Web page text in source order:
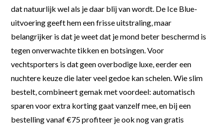
dat natuurlijk wel als je daar blij van wordt. De Ice Blue-
uitvoering geeft hem een frisse uitstraling, maar
belangrijker is dat je weet dat je mond beter beschermd is
tegen onverwachte tikken en botsingen. Voor
vechtsporters is dat geen overbodige luxe, eerder een
nuchtere keuze die later veel gedoe kan schelen. Wie slim
bestelt, combineert gemak met voordeel: automatisch
sparen voor extra korting gaat vanzelf mee, en bij een
bestelling vanaf €75 profiteer je ook nog van gratis